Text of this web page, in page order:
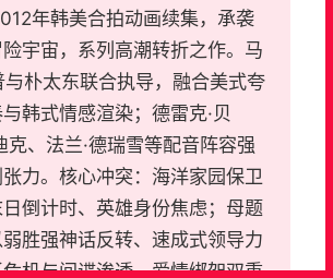
年韩美合拍动画续集，承袭
宇宙，系列高潮转折之作。马
与朴太东联合执导，融合美式夸
韩式情感渲染；德雷克·贝
克、法兰·德瑞雪等配音阵容强
力。核心冲突：海洋家园保卫
倒计时、英雄身份焦虑；母题
胜强神话反转、速成式领导力
机与间谍渗透、爱情绑架双重